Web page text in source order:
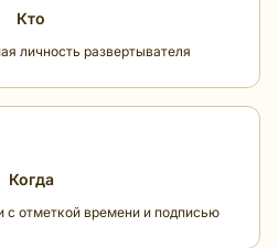
Кто
личность развертывателя
Когда
с отметкой времени и подписью